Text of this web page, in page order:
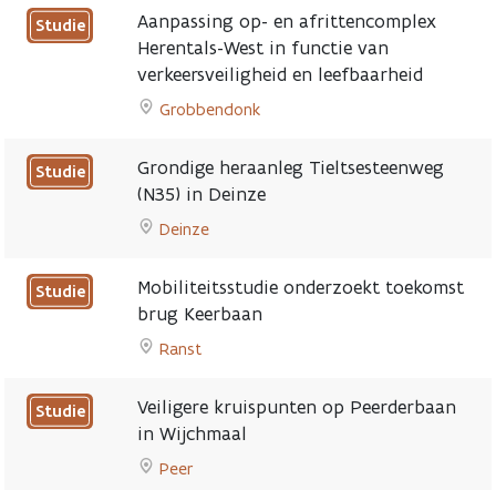
kruispunten
op
Mallebaan
page
to
Herinrichting
Diestsesteenweg
tussen
Tiense
en
Deelberg
page
Studie
Aanpassing op- en afrittencomplex
Herentals-West in functie van
verkeersveiligheid en leefbaarheid
Grobbendonk
to
Aanpassing
op-
en
Herentals-
West
functie
verkeersveiligheid
en
leefbaarheid
page
Studie
Grondige heraanleg Tieltsesteenweg
(N35) in Deinze
Deinze
to
Grondige
heraanleg
Tieltsesteenweg
in
Deinze
Studie
Mobiliteitsstudie onderzoekt toekomst
brug Keerbaan
Ranst
to
Mobiliteitsstudie
onderzoekt
toekomst
Studie
Veiligere kruispunten op Peerderbaan
in Wijchmaal
Peer